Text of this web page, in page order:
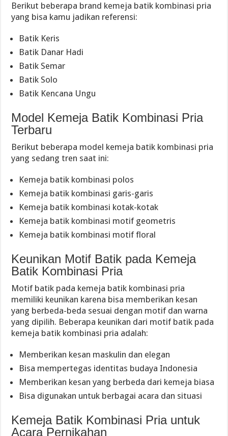
Berikut beberapa brand kemeja batik kombinasi pria
yang bisa kamu jadikan referensi:
Batik Keris
Batik Danar Hadi
Batik Semar
Batik Solo
Batik Kencana Ungu
Model Kemeja Batik Kombinasi Pria
Terbaru
Berikut beberapa model kemeja batik kombinasi pria
yang sedang tren saat ini:
Kemeja batik kombinasi polos
Kemeja batik kombinasi garis-garis
Kemeja batik kombinasi kotak-kotak
Kemeja batik kombinasi motif geometris
Kemeja batik kombinasi motif floral
Keunikan Motif Batik pada Kemeja
Batik Kombinasi Pria
Motif batik pada kemeja batik kombinasi pria
memiliki keunikan karena bisa memberikan kesan
yang berbeda-beda sesuai dengan motif dan warna
yang dipilih. Beberapa keunikan dari motif batik pada
kemeja batik kombinasi pria adalah:
Memberikan kesan maskulin dan elegan
Bisa mempertegas identitas budaya Indonesia
Memberikan kesan yang berbeda dari kemeja biasa
Bisa digunakan untuk berbagai acara dan situasi
Kemeja Batik Kombinasi Pria untuk
Acara Pernikahan